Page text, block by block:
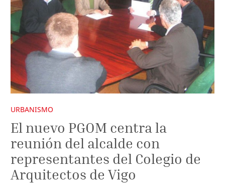
URBANISMO
El nuevo PGOM centra la
reunión del alcalde con
representantes del Colegio de
Arquitectos de Vigo